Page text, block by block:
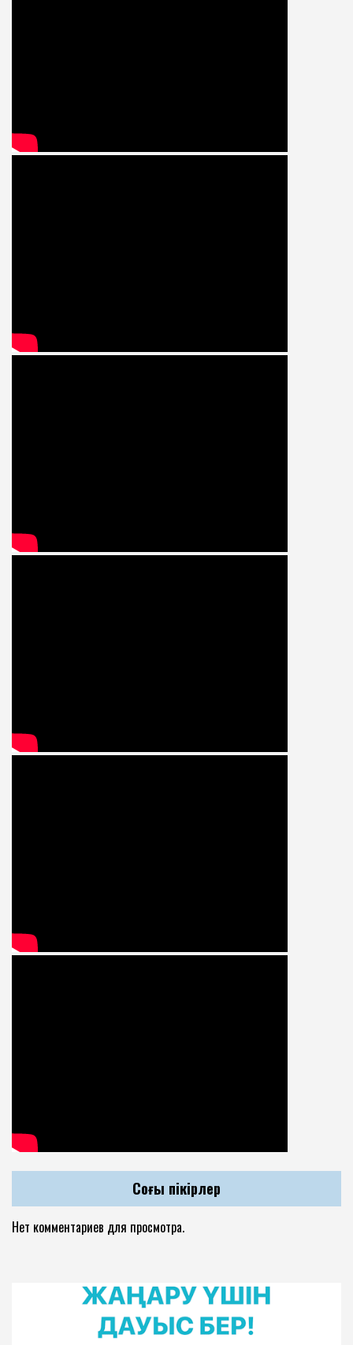
Соңғы пікірлер
Нет комментариев для просмотра.